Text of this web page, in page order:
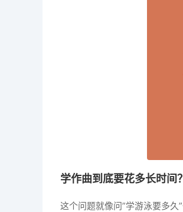
学作曲到底要花多长时间？
这个问题就像问”学游泳要多